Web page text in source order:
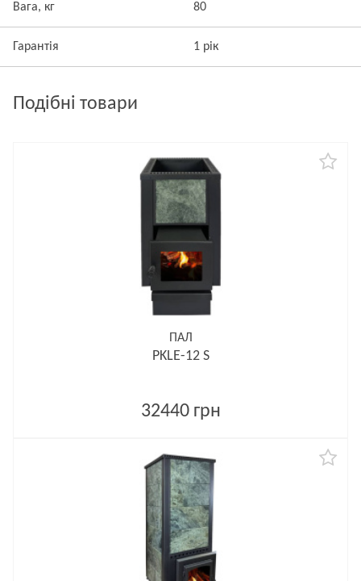
Вага, кг 80
Гарантія 1 рік
Подібні товари
ПАЛ
PKLE-12 S
32440 грн